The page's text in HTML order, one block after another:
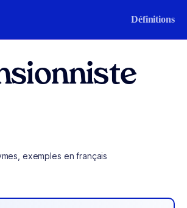
Définitions
exemples en français